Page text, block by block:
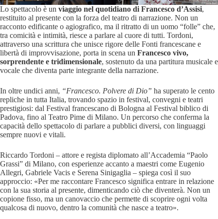
Lo spettacolo è un viaggio nel quotidiano di Francesco d’Assisi,
restituito al presente con la forza del teatro di narrazione. Non un
racconto edificante o agiografico, ma il ritratto di un uomo “folle” che,
tra comicità e intimità, riesce a parlare al cuore di tutti. Tordoni,
attraverso una scrittura che unisce rigore delle Fonti francescane e
libertà di improvvisazione, porta in scena un Francesco vivo,
sorprendente e tridimensionale, sostenuto da una partitura musicale e
vocale che diventa parte integrante della narrazione.
In oltre undici anni, “Francesco. Polvere di Dio” ha superato le cento
repliche in tutta Italia, trovando spazio in festival, convegni e teatri
prestigiosi: dal Festival francescano di Bologna al Festival biblico di
Padova, fino al Teatro Pime di Milano. Un percorso che conferma la
capacità dello spettacolo di parlare a pubblici diversi, con linguaggi
sempre nuovi e vitali.
Riccardo Tordoni – attore e regista diplomato all’Accademia “Paolo
Grassi” di Milano, con esperienze accanto a maestri come Eugenio
Allegri, Gabriele Vacis e Serena Sinigaglia – spiega così il suo
approccio: «Per me raccontare Francesco significa entrare in relazione
con la sua storia al presente, dimenticando ciò che diventerà. Non un
copione fisso, ma un canovaccio che permette di scoprire ogni volta
qualcosa di nuovo, dentro la comunità che nasce a teatro».